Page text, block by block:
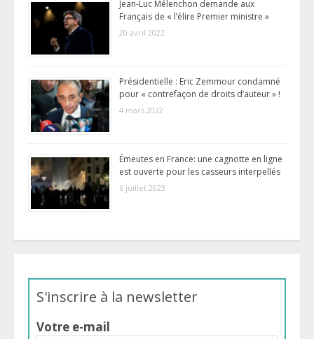
Jean-Luc Mélenchon demande aux
Français de « l’élire Premier ministre »
20 avril 2022
Présidentielle : Eric Zemmour condamné
pour « contrefaçon de droits d’auteur » !
4 mars 2022
Émeutes en France: une cagnotte en ligne
est ouverte pour les casseurs interpellés
6 juillet 2023
S'inscrire à la newsletter
Votre e-mail